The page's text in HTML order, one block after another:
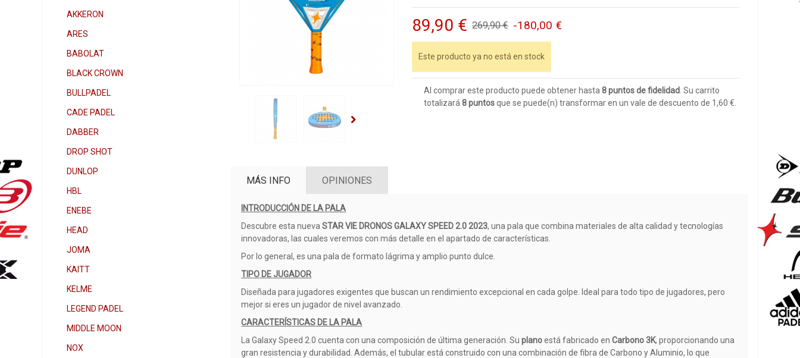
AKKERON
ARES
BABOLAT
BLACK CROWN
BULLPADEL
CADE PADEL
DABBER
DROP SHOT
DUNLOP
HBL
ENEBE
HEAD
JOMA
KAITT
KELME
LEGEND PADEL
MIDDLE MOON
NOX
89,90 € 269,90 € -180,00 €
Este producto ya no está en stock
Al comprar este producto puede obtener hasta 8puntos de fidelidad. Su carrito
totalizará 8puntosque se puede(n) transformar en un vale de descuento de 1,60 €
MÁS INFO OPINIONES
INTRODUCCIÓN DE LA PALA
Descubre esta nuevaSTAR VIE DRONOS GALAXY SPEED 2.0 2023, una pala que combina materiales de alta calidad y tecnologías
innovadoras, las cuales veremos con más detalle en el apartado de características.
Por lo general, es una pala de formato lágrima y amplio punto dulce.
TIPO DE JUGADOR
Diseñada para jugadores exigentes que buscan un rendimiento excepcional en cada golpe. Ideal para todo tipo de jugadores, pero
mejor si eres un jugador de nivel avanzado.
CARACTERÍSTICAS DE LA PALA
La Galaxy Speed 2.0 cuenta con una composición de última generación. Suplanoestá fabricado enCarbono 3K, proporcionando una
gran resistencia y durabilidad. Además, el tubular está construido con una combinación de fibra de Carbono y Aluminio, lo que